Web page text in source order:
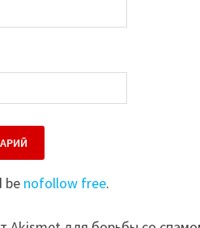
be nofollow free.